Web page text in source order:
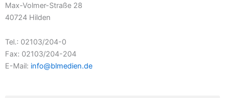
Max-Volmer-Straße 28
40724 Hilden
Tel.: 02103/204-0
Fax: 02103/204-204
E-Mail: info@blmedien.de